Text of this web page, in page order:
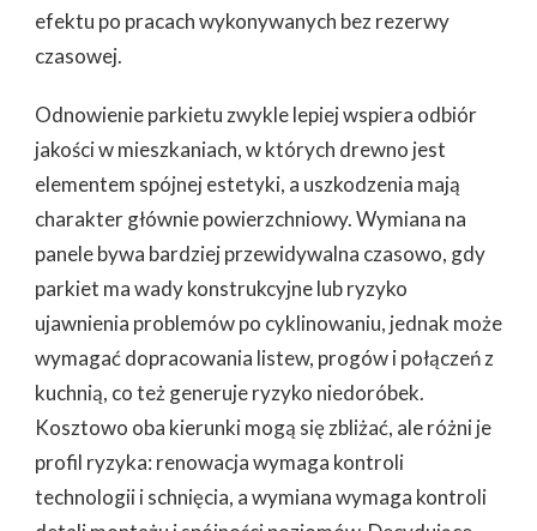
efektu po pracach wykonywanych bez rezerwy
czasowej.
Odnowienie parkietu zwykle lepiej wspiera odbiór
jakości w mieszkaniach, w których drewno jest
elementem spójnej estetyki, a uszkodzenia mają
charakter głównie powierzchniowy. Wymiana na
panele bywa bardziej przewidywalna czasowo, gdy
parkiet ma wady konstrukcyjne lub ryzyko
ujawnienia problemów po cyklinowaniu, jednak może
wymagać dopracowania listew, progów i połączeń z
kuchnią, co też generuje ryzyko niedoróbek.
Kosztowo oba kierunki mogą się zbliżać, ale różni je
profil ryzyka: renowacja wymaga kontroli
technologii i schnięcia, a wymiana wymaga kontroli